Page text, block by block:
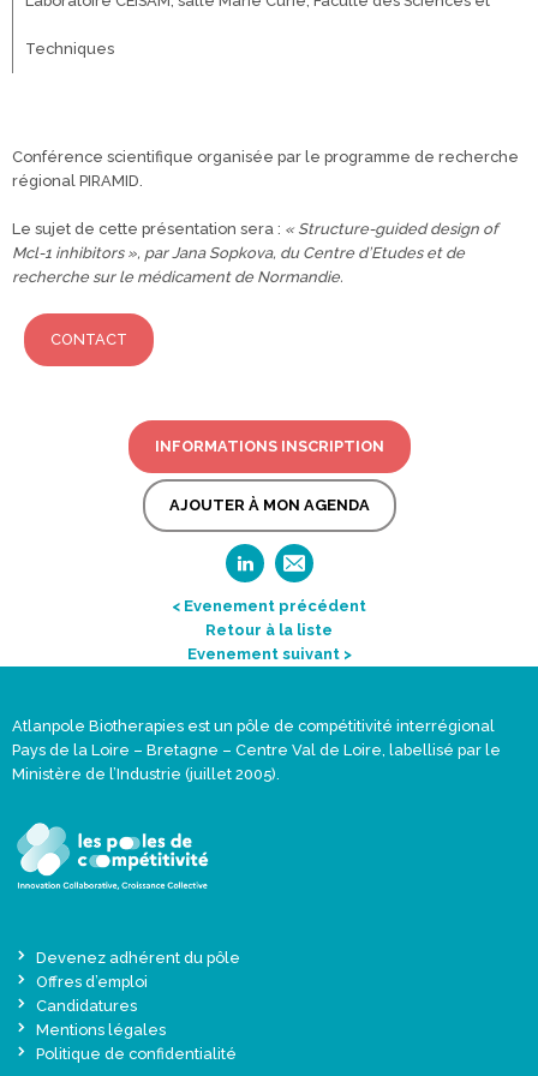
Techniques
Conférence scientifique organisée par le programme de recherche
régional PIRAMID.
Le sujet de cette présentation sera : « Structure-guided design of
Mcl-1 inhibitors », par Jana Sopkova, du Centre d’Etudes et de
recherche sur le médicament de Normandie.
CONTACT
INFORMATIONS INSCRIPTION
AJOUTER À MON AGENDA
< Evenement précédent
Retour à la liste
Evenement suivant >
Atlanpole Biotherapies est un pôle de compétitivité interrégional
Pays de la Loire – Bretagne – Centre Val de Loire, labellisé par le
Ministère de l’Industrie (juillet 2005).
Devenez adhérent du pôle
Offres d’emploi
Candidatures
Mentions légales
Politique de confidentialité